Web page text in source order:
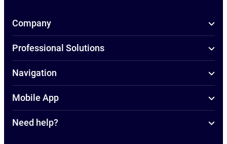
Company
Professional Solutions
Navigation
Mobile App
Need help?